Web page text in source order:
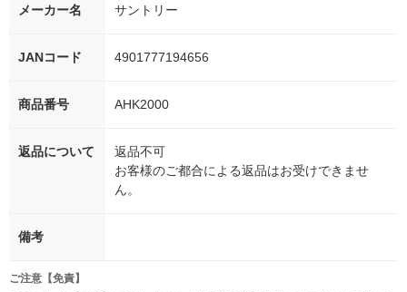
メーカー名 サントリー
JANコード 4901777194656
商品番号 AHK2000
返品について
返品不可
お客様のご都合による返品はお受けできませ
ん。
備考
ご注意【免責】